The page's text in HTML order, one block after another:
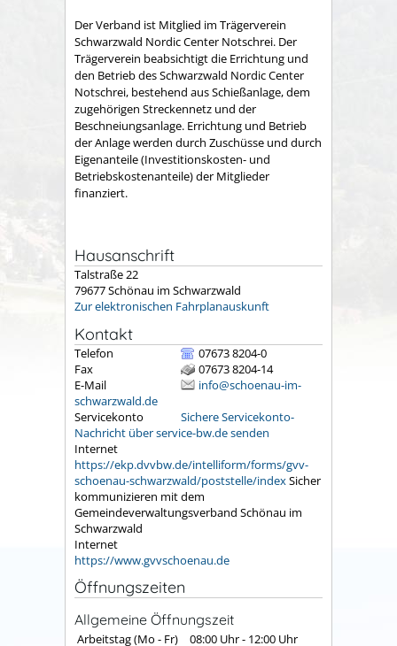
Der Verband ist Mitglied im Trägerverein
Schwarzwald Nordic Center Notschrei. Der
Trägerverein beabsichtigt die Errichtung und
den Betrieb des Schwarzwald Nordic Center
Notschrei, bestehend aus Schießanlage, dem
zugehörigen Streckennetz und der
Beschneiungsanlage. Errichtung und Betrieb
der Anlage werden durch Zuschüsse und durch
Eigenanteile (Investitionskosten- und
Betriebskostenanteile) der Mitglieder
finanziert.
Hausanschrift
Talstraße 22
79677Schönau im Schwarzwald
Zur elektronischen Fahrplanauskunft
Kontakt
Telefon
07673 8204-0
Fax
07673 8204-14
E-Mail
info@schoenau-im-
schwarzwald.de
Servicekonto
Sichere Servicekonto-
Nachricht über service-bw.de senden
Internet
https://ekp.dvvbw.de/intelliform/forms/gvv-
schoenau-schwarzwald/poststelle/indexSicher
kommunizieren mit dem
Gemeindeverwaltungsverband Schönau im
Schwarzwald
Internet
https://www.gvvschoenau.de
Öffnungszeiten
Allgemeine Öffnungszeit
Arbeitstag (Mo - Fr) 08:00 Uhr- 12:00 Uhr